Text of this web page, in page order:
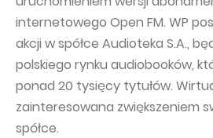
internetowego Open FM. WP
akcji w spółce Audioteka S.A.,
polskiego rynku audiobooków,
ponad 20 tysięcy tytułów.
zainteresowana zwiększeniem
spółce.